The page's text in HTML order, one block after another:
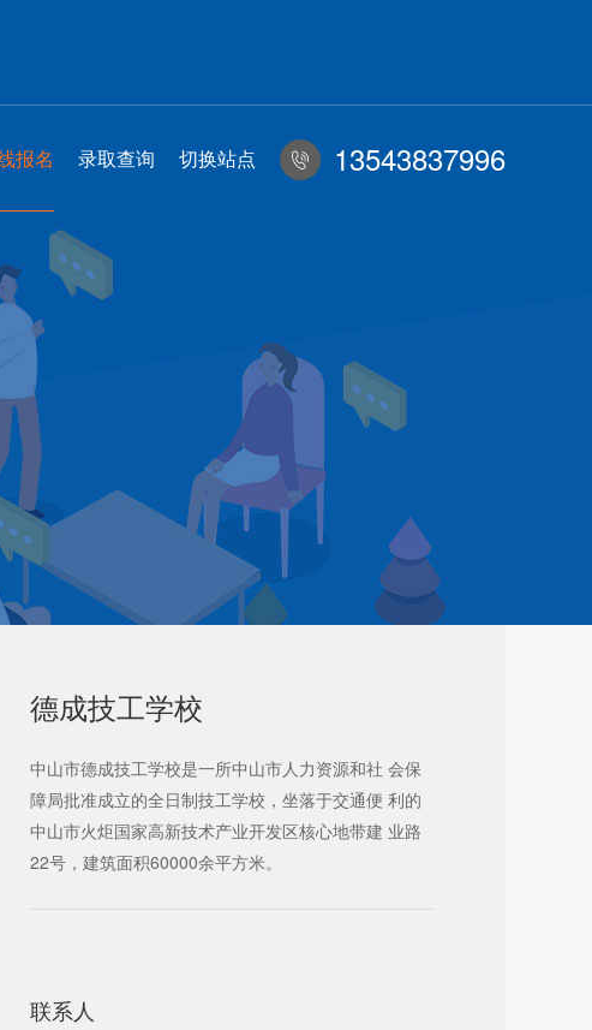
报名 录取查询 切换站点  13543837996
德成技工学校
中山市德成技工学校是一所中山市人力资源和社 会保
障局批准成立的全日制技工学校，坐落于交通便 利的
中山市火炬国家高新技术产业开发区核心地带建 业路
22号，建筑面积60000余平方米。
联系人